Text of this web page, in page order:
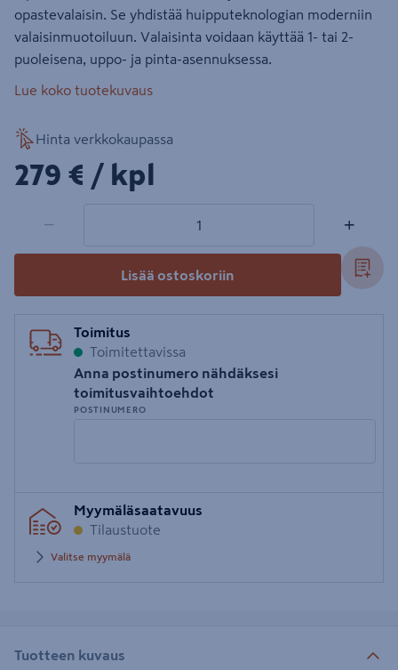
opastevalaisin. Se yhdistää huipputeknologian moderniin
valaisinmuotoiluun. Valaisinta voidaan käyttää 1- tai 2-
puoleisena, uppo- ja pinta-asennuksessa.
Lue koko tuotekuvaus
Hinta verkkokaupassa
279€/kpl
279 € / kpl
− +
Lisää ostoskoriin
Toimitus
Toimitettavissa
Anna postinumero nähdäksesi
toimitusvaihtoehdot
POSTINUMERO
postinumero
Myymäläsaatavuus
Tilaustuote
Valitse myymälä
Tuotteen kuvaus